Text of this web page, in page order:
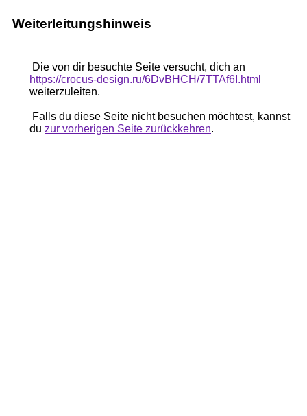
Weiterleitungshinweis
Die von dir besuchte Seite versucht, dich an
https://crocus-design.ru/6DvBHCH/7TTAf6I.html
weiterzuleiten.
Falls du diese Seite nicht besuchen möchtest, kannst
du zur vorherigen Seite zurückkehren.